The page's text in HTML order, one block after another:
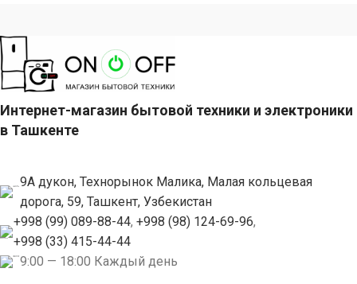
Интернет-магазин бытовой техники и электроники
в Ташкенте
9А дукон, Технорынок Малика, Малая кольцевая
дорога, 59, Ташкент, Узбекистан
+998 (99) 089-88-44, +998 (98) 124-69-96,
+998 (33) 415-44-44
9:00 — 18:00 Каждый день